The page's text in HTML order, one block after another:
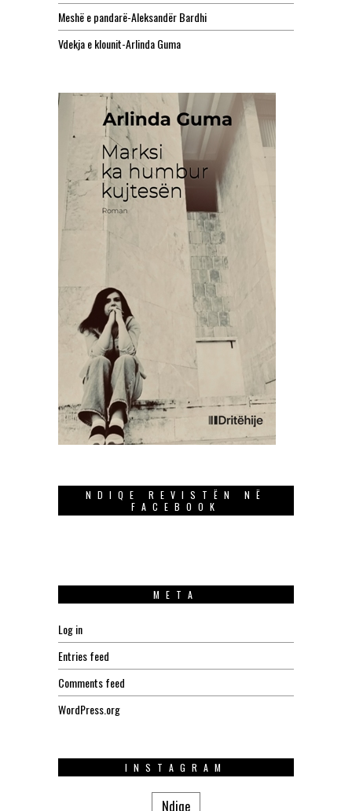
Meshë e pandarë-Aleksandër Bardhi
Vdekja e klounit-Arlinda Guma
NDIQE REVISTËN NË
FACEBOOK
META
Log in
Entries feed
Comments feed
WordPress.org
INSTAGRAM
Ndiqe